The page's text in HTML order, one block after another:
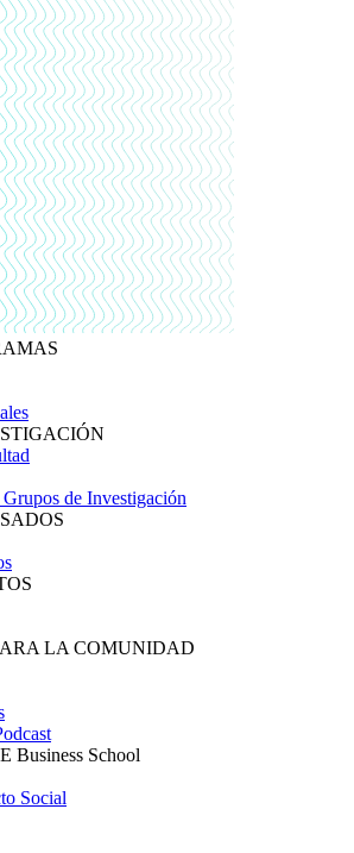
de Investigación
LA COMUNIDAD
Business School
Social